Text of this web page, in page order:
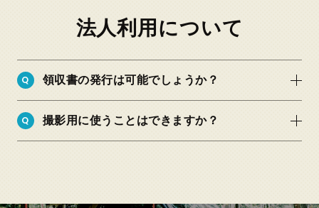
法人利用について
Q 領収書の発行は可能でしょうか？
Q 撮影用に使うことはできますか？